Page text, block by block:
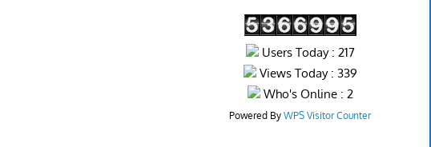
Users Today : 217
Views Today : 339
Who's Online : 2
Powered ByWPS Visitor Counter